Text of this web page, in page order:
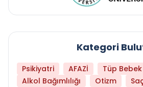
Kategori
Psikiyatri AFAZİ
Tüp Bebek
Alkol Bağımlılığı
Otizm